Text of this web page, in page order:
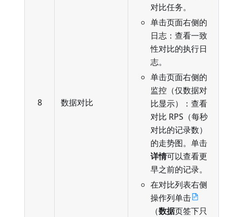
8 数据对比
对比任务。
单击页面右侧的
日志：查看一致
性对比的执行日
志。
单击页面右侧的
监控（仅数据对
比显示）：查看
对比 RPS（每秒
对比的记录数）
的走势图。单击
详情可以查看更
早之前的记录。
在对比列表右侧
操作列单击
（数据页签下只